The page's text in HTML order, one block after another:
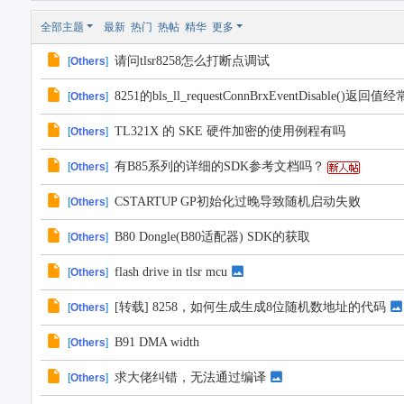
全部主题 最新 热门 热帖 精华 更多
[Others] 请问tlsr8258怎么打断点调试
[Others] 8251的bls_ll_requestConnBrxEventDisable()返回值经
[Others] TL321X 的 SKE 硬件加密的使用例程有吗
[Others] 有B85系列的详细的SDK参考文档吗？
[Others] CSTARTUP GP初始化过晚导致随机启动失败
[Others] B80 Dongle(B80适配器) SDK的获取
[Others] flash drive in tlsr mcu
[Others] [转载] 8258，如何生成生成8位随机数地址的代码
[Others] B91 DMA width
[Others] 求大佬纠错，无法通过编译